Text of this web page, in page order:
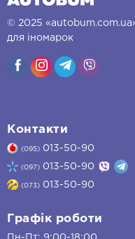
© 2025
для іномарок
Контакти
(095) 013-50-90
(097) 013-50-90
(073) 013-50-90
Графік роботи